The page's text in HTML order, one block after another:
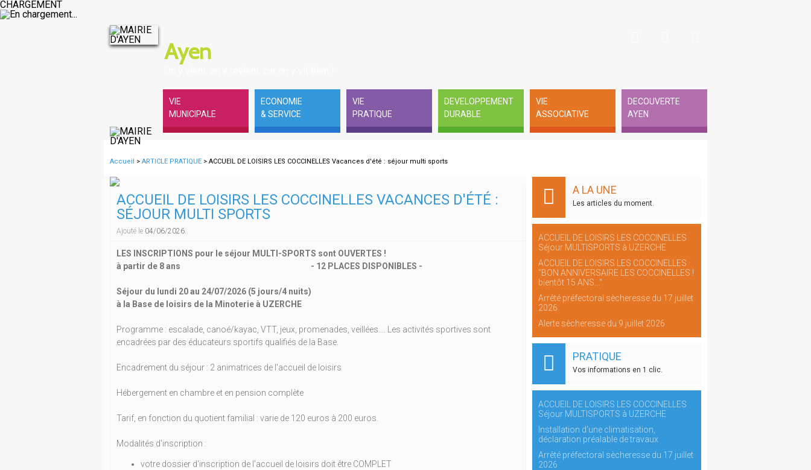
CHARGEMENT
Ayen
VIE
MUNICIPALE
ECONOMIE
& SERVICE
VIE
PRATIQUE
DEVELOPPEMENT
DURABLE
VIE
ASSOCIATIVE
DECOUVERTE
AYEN
Accueil > ARTICLE PRATIQUE > ACCUEIL DE LOISIRS LES COCCINELLES Vacances d'été : séjour multi sports
ACCUEIL DE LOISIRS LES COCCINELLES VACANCES D'ÉTÉ :
SÉJOUR MULTI SPORTS
Ajouté le 04/06/2026.
LES INSCRIPTIONS pour le séjour MULTI-SPORTS sont OUVERTES !
à partir de 8 ans - 12 PLACES DISPONIBLES -
Séjour du lundi 20 au 24/07/2026 (5 jours/4 nuits)
à la Base de loisirs de la Minoterie à UZERCHE
Programme : escalade, canoé/kayac, VTT, jeux, promenades, veillées.... Les activités sportives sont
encadrées par des éducateurs sportifs qualifiés de la Base.
Encadrement du séjour : 2 animatrices de l'accueil de loisirs
Hébergement en chambre et en pension complète
Tarif, en fonction du quotient familial : varie de 120 euros à 200 euros.
Modalités d'inscription :
votre dossier d'inscription de l'accueil de loisirs doit être COMPLET
A LA UNE
Les articles du moment.
ACCUEIL DE LOISIRS LES COCCINELLES
Séjour MULTISPORTS à UZERCHE
ACCUEIL DE LOISIRS LES COCCINELLES
"BON ANNIVERSAIRE LES COCCINELLES !
bientôt 15 ANS..."
Arrêté préfectoral sècheresse du 17 juillet
2026
Alerte sècheresse du 9 juillet 2026
PRATIQUE
Vos informations en 1 clic.
ACCUEIL DE LOISIRS LES COCCINELLES
Séjour MULTISPORTS à UZERCHE
Installation d'une climatisation,
déclaration préalable de travaux
Arrêté préfectoral sècheresse du 17 juillet
2026